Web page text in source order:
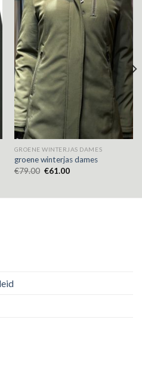
GROENE WINTERJAS DAMES
groene winterjas dames
€79.00 €61.00